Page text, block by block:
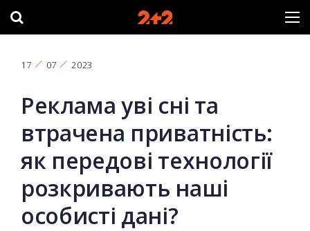
17 07 2023
Реклама уві сні та
втрачена приватність:
як передові технології
розкривають наші
особисті дані?